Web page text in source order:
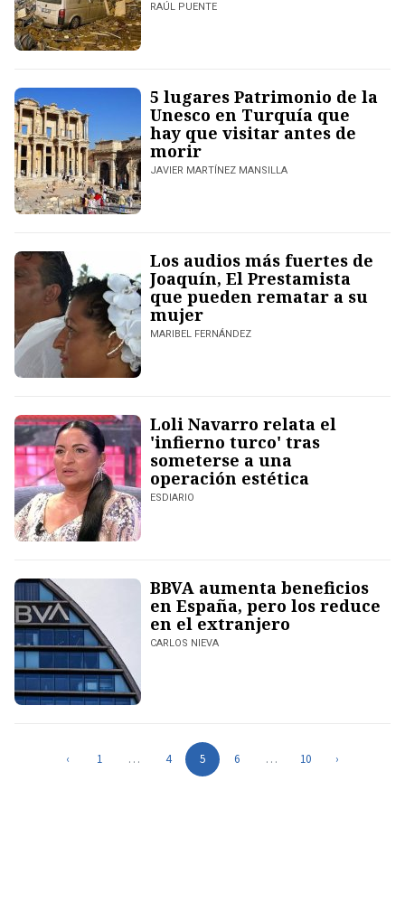
RAÚL PUENTE
5 lugares Patrimonio de la
Unesco en Turquía que
hay que visitar antes de
morir
JAVIER MARTÍNEZ MANSILLA
Los audios más fuertes de
Joaquín, El Prestamista
que pueden rematar a su
mujer
MARIBEL FERNÁNDEZ
Loli Navarro relata el
'infierno turco' tras
someterse a una
operación estética
ESDIARIO
BBVA aumenta beneficios
en España, pero los reduce
en el extranjero
CARLOS NIEVA
‹ 1 … 4 5 6 … 10 ›